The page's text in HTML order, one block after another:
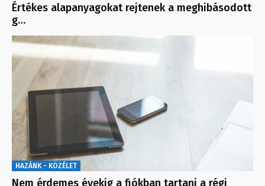
Értékes alapanyagokat rejtenek a meghibásodott
g…
HAZÁNK - KÖZÉLET
Nem érdemes évekig a fiókban tartani a régi